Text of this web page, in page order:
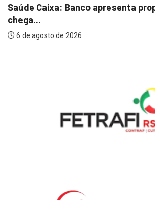
Saúde Caixa: Banco apresenta
chega...
6 de agosto de 2026